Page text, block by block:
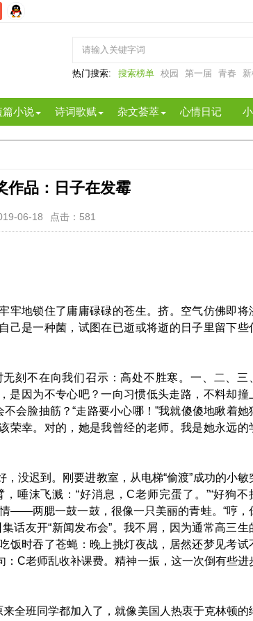
热门搜索: 搜索榜单 校园 第一届 青春
篇小说 诗词歌赋 杂文荟萃 心情日记
作品：日子在发霉
06-18 点击： 581
地锁住了庸庸碌碌的苍生。挤。空气仿佛即将
己是一种菌，试图在已逝或将逝的日子里留下些
不在向我们召示：高处不胜寒。一、二、三
因为不专心吧？一向习惯低头走路，不料却撞
会脸抽筋？“走路要小心哪！”我就傻傻地瞅着她
荣幸。对的，她是我曾经的老师。我是她永远的
迟到。刚要进教室，从电梯“偷渡”成功的小敏
唾沫飞溅：“好消息，C老师完蛋了。”“好狗不
——两腮一鼓一鼓，很像一只美丽的青蛙。“哼，
话友开“新闻发布会”。我不屑，因为通常高三生
饭时吞了苍蝇：晚上挑灯夜战，居然还梦见考试
：C老师乱收补课费。精神一振，这一次倒有些进
班同学都加入了，就像美国人热衷于克林顿的